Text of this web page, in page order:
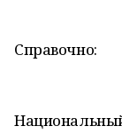
Справочно: